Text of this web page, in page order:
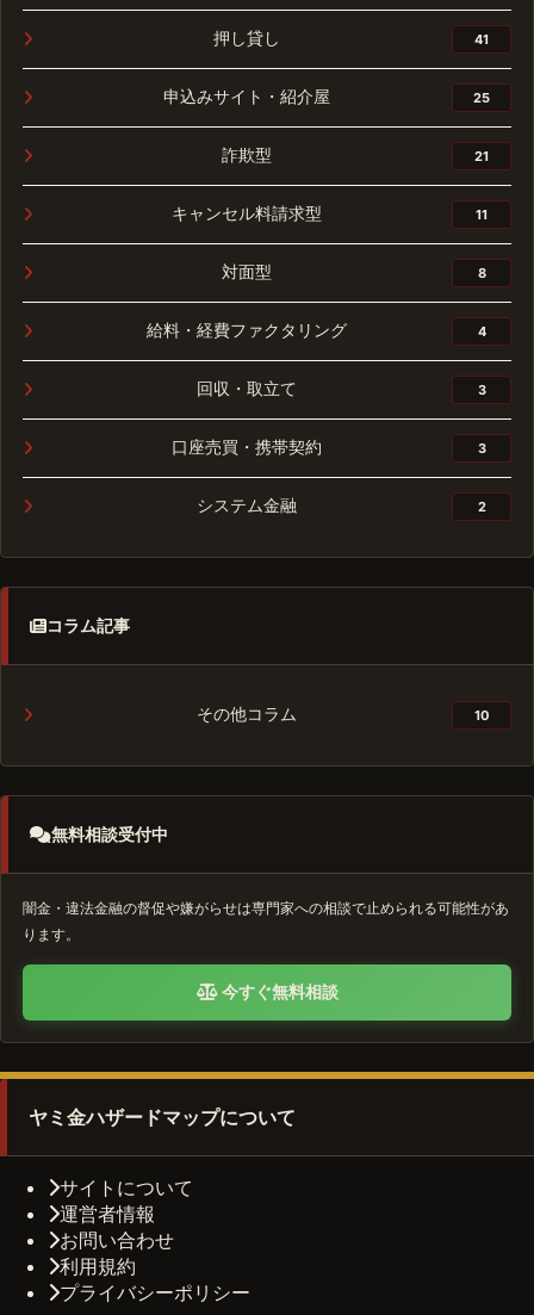
押し貸し 41
申込みサイト・紹介屋 25
詐欺型 21
キャンセル料請求型 11
対面型 8
給料・経費ファクタリング 4
回収・取立て 3
口座売買・携帯契約 3
システム金融 2
コラム記事
その他コラム 10
無料相談受付中
闇金・違法金融の督促や嫌がらせは専門家への相談で止められる可能性があ
ります。
今すぐ無料相談
ヤミ金ハザードマップについて
サイトについて
運営者情報
お問い合わせ
利用規約
プライバシーポリシー